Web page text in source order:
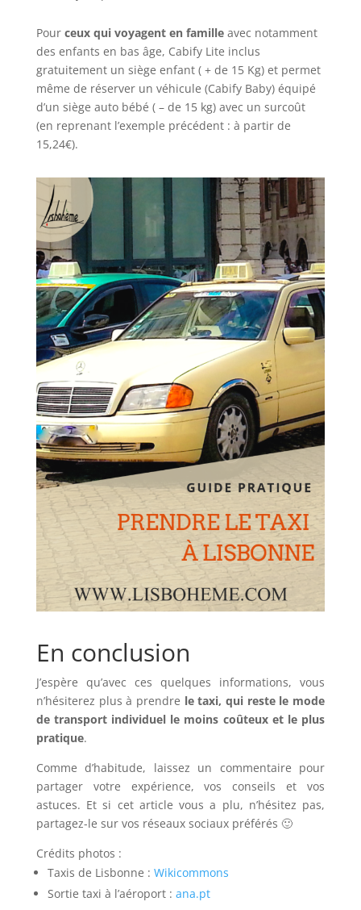
Pour ceux qui voyagent en familleavec notamment
des enfants en bas âge, Cabify Lite inclus
gratuitement un siège enfant ( + de 15 Kg) et permet
même de réserver un véhicule (Cabify Baby) équipé
d’un siège auto bébé ( – de 15 kg) avec un surcoût
(en reprenant l’exemple précédent : à partir de
15,24€).
En conclusion
J’espère qu’avec ces quelques informations, vous
n’hésiterez plus à prendre le taxi, qui reste le mode
de transport individuel le moins coûteux et le plus
pratique.
Comme d’habitude, laissez un commentaire pour
partager votre expérience, vos conseils et vos
astuces. Et si cet article vous a plu, n’hésitez pas,
partagez-le sur vos réseaux sociaux préférés 🙂
Crédits photos :
Taxis de Lisbonne : Wikicommons
Sortie taxi à l’aéroport : ana.pt